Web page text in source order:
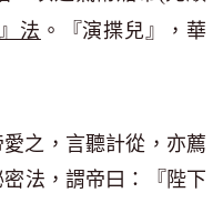
法 。『演揲兒』，華
之，言聽計從，亦薦
法，謂帝曰：『陛下